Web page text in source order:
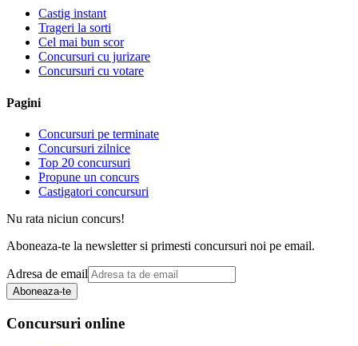
Castig instant
Trageri la sorti
Cel mai bun scor
Concursuri cu jurizare
Concursuri cu votare
Pagini
Concursuri pe terminate
Concursuri zilnice
Top 20 concursuri
Propune un concurs
Castigatori concursuri
Nu rata niciun concurs!
Aboneaza-te la newsletter si primesti concursuri noi pe email.
Adresa de email
Aboneaza-te
Concursuri online